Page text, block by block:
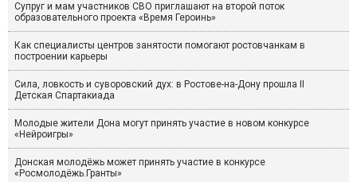
Супруг и мам участников СВО приглашают на второй поток
образовательного проекта «Время Героинь»
Как специалисты центров занятости помогают ростовчанкам в
построении карьеры
Сила, ловкость и суворовский дух: в Ростове-на-Дону прошла II
Детская Спартакиада
Молодые жители Дона могут принять участие в новом конкурсе
«Нейроигры»
Донская молодёжь может принять участие в конкурсе
«Росмолодёжь.Гранты»